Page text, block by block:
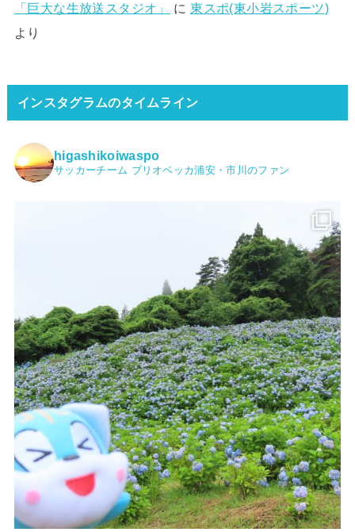
「巨大な生放送スタジオ」
に東スポ(東小岩スポーツ)
より
インスタグラムのタイムライン
higashikoiwaspo
サッカーチーム ブリオベッカ浦安・市川のファン